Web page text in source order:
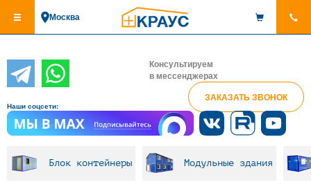
основному
Москва
Консультируем
в мессенджерах
ЗАКАЗАТЬ ЗВОНОК
Наши соцсети:
Блок контейнеры Модульные здания